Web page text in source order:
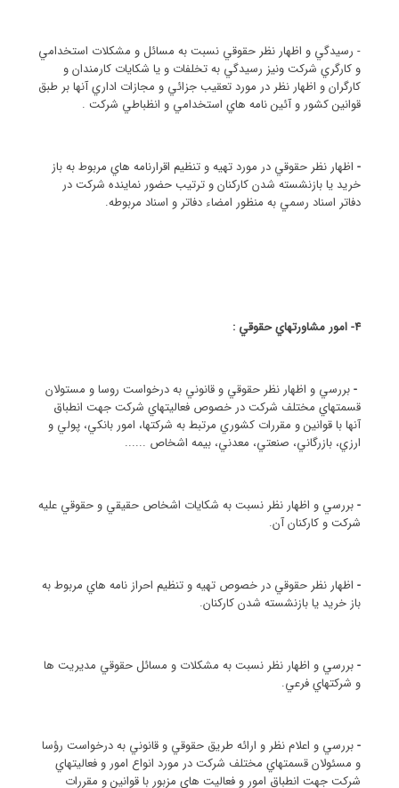
- رسيدگي و اظهار نظر حقوقي نسبت به مسائل و مشكلات استخدامي
و كارگري شركت ونيز رسيدگي به تخلفات و يا شكايات كارمندان و
كارگران و اظهار نظر در مورد تعقيب جزائي و مجازات اداري آنها بر طبق
قوانين كشور و آئين نامه هاي استخدامي و انظباطي شركت .
- اظهار نظر حقوقي در مورد تهيه و تنظيم اقرارنامه هاي مربوط به باز
خريد يا بازنشسته شدن كاركنان و ترتيب حضور نماينده شركت در
دفاتر اسناد رسمي به منظور امضاء دفاتر و اسناد مربوطه.
4- امور مشاورتهاي حقوقي :
-بررسي و اظهار نظر حقوقي و قانوني به درخواست روسا و مستولان
قسمتهاي مختلف شركت در خصوص فعاليتهاي شركت جهت انطباق
آنها با قوانين و مقررات كشوري مرتبط به شركتها، امور بانكي، پولي و
ارزي، بازرگاني، صنعتي، معدني، بيمه اشخاص ......
-بررسي و اظهار نظر نسبت به شكايات اشخاص حقيقي و حقوقي عليه
شركت و كاركنان آن.
- اظهار نظر حقوقي در خصوص تهيه و تنظيم احراز نامه هاي مربوط به
باز خريد يا بازنشسته شدن كاركنان.
-بررسي و اظهار نظر نسبت به مشكلات و مسائل حقوقي مديريت ها
و شركتهاي فرعي.
-بررسي و اعلام نظر و ارائه طريق حقوقي و قانوني به درخواست رؤسا
و مسئولان قسمتهاي مختلف شركت در مورد انواع امور و فعاليتهاي
شركت جهت انطباق امور و فعاليت هاي مزبور با قوانين و مقررات